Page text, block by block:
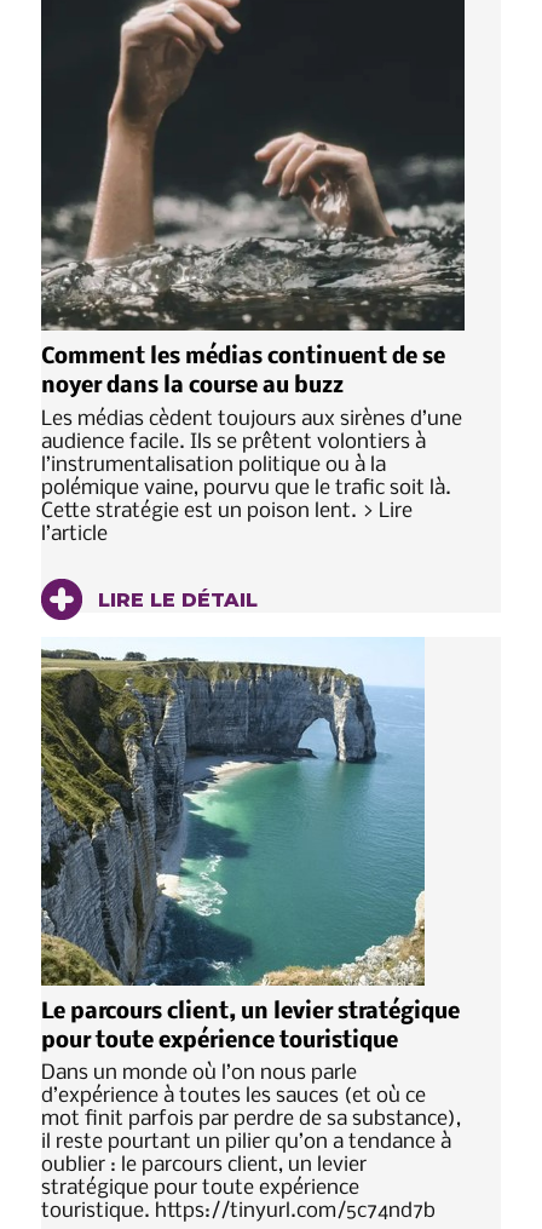
Comment les médias continuent de se
noyer dans la course au buzz
Les médias cèdent toujours aux sirènes d’une
audience facile. Ils se prêtent volontiers à
l’instrumentalisation politique ou à la
polémique vaine, pourvu que le trafic soit là.
Cette stratégie est un poison lent. > Lire
l’article
LIRE LE DÉTAIL
Le parcours client, un levier stratégique
pour toute expérience touristique
Dans un monde où l’on nous parle
d’expérience à toutes les sauces (et où ce
mot finit parfois par perdre de sa substance),
il reste pourtant un pilier qu’on a tendance à
oublier : le parcours client, un levier
stratégique pour toute expérience
touristique. https://tinyurl.com/5c74nd7b